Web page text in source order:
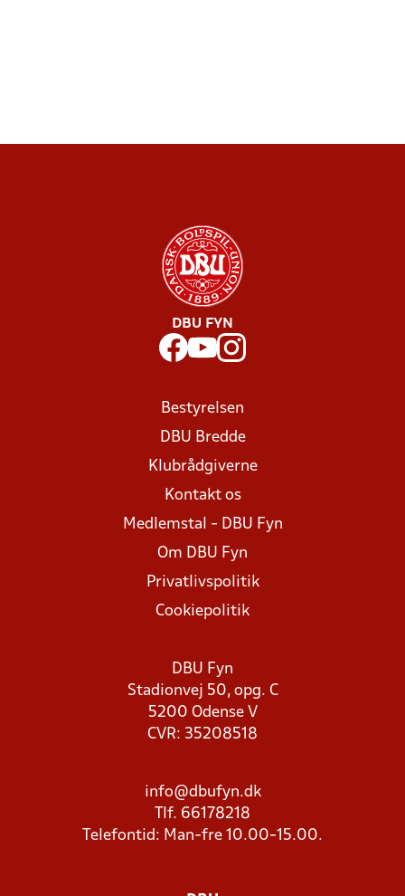
DBU FYN
Bestyrelsen
DBU Bredde
Klubrådgiverne
Kontakt os
Medlemstal - DBU Fyn
Om DBU Fyn
Privatlivspolitik
Cookiepolitik
DBU Fyn
Stadionvej 50, opg. C
5200 Odense V
CVR: 35208518
info@dbufyn.dk
Tlf. 66178218
Telefontid: Man-fre 10.00-15.00.